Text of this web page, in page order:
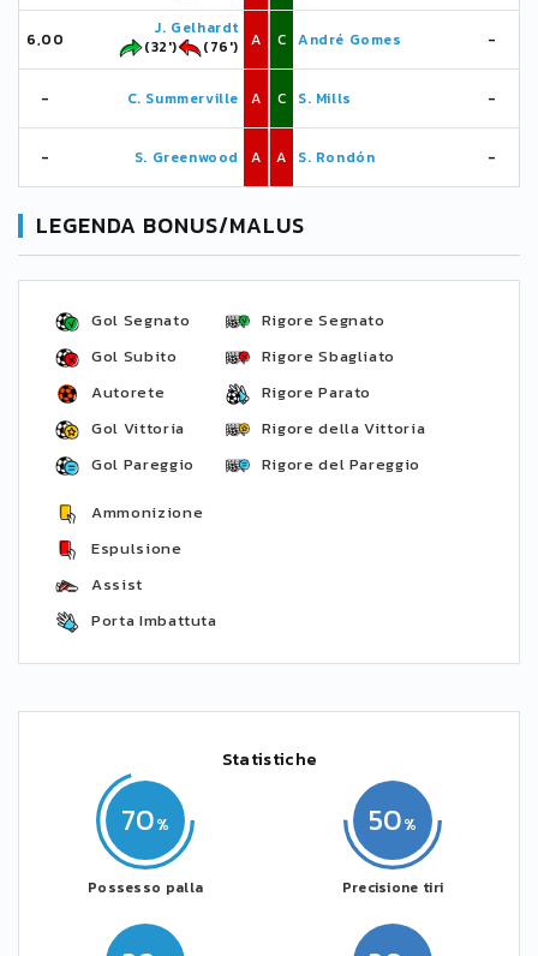
6,00
J. Gelhardt
(32')
(76') A
- C. Summerville A
- S. Greenwood A
C André Gomes -
C S. Mills -
A S. Rondón -
LEGENDA BONUS/MALUS
Gol Segnato
Gol Subito
Autorete
Gol Vittoria
Gol Pareggio
Rigore Segnato
Rigore Sbagliato
Rigore Parato
Rigore della Vittoria
Rigore del Pareggio
Ammonizione
Espulsione
Assist
Porta Imbattuta
Statistiche
70
Possesso palla
50
Precisione tiri